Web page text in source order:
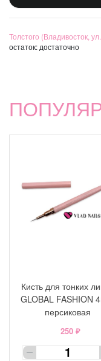
Толстого (Владивосток,
остаток: достаточно
Кисть для тонких
GLOBAL FASHION
персиковая
250 ₽